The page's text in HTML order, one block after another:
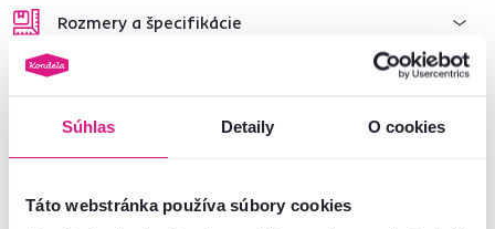
Súhlas Detaily O cookies
Táto webstránka používa súbory cookies
Rozmery a špecifikácie